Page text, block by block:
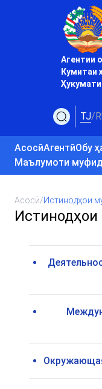
Агентии
Кумитаи
TJ/
АсосӣАгентӣОбу
Маълумоти муфид
Асосӣ/Истинодҳои